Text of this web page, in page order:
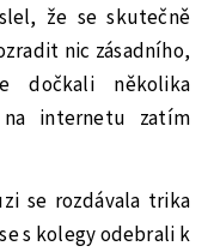
že se skutečně
nic zásadního,
dočkali několika
internetu zatím
se rozdávala trika
s kolegy odebrali k